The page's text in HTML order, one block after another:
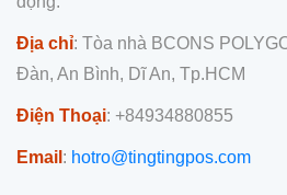
Địa chỉ: Tòa nhà BCONS
Đàn, An Bình, Dĩ An, Tp.HCM
Điện Thoại: +84934880855
Email : hotro@tingtingpos.com